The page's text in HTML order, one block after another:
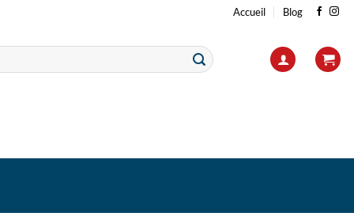
Accueil Blog